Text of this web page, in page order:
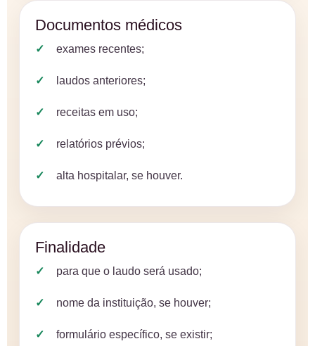
Documentos médicos
exames recentes;
laudos anteriores;
receitas em uso;
relatórios prévios;
alta hospitalar, se houver.
Finalidade
para que o laudo será usado;
nome da instituição, se houver;
formulário específico, se existir;